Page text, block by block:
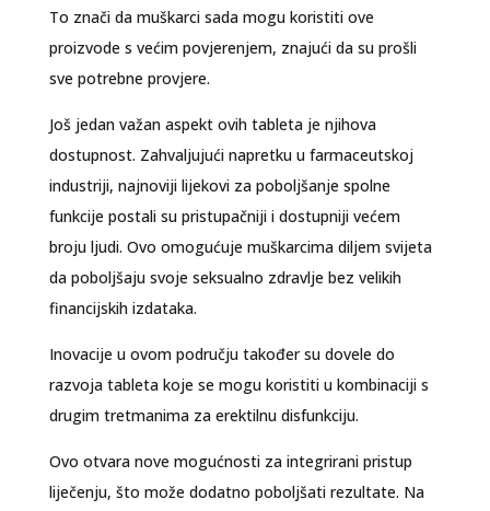
To znači da muškarci sada mogu koristiti ove
proizvode s većim povjerenjem, znajući da su prošli
sve potrebne provjere.
Još jedan važan aspekt ovih tableta je njihova
dostupnost. Zahvaljujući napretku u farmaceutskoj
industriji, najnoviji lijekovi za poboljšanje spolne
funkcije postali su pristupačniji i dostupniji većem
broju ljudi. Ovo omogućuje muškarcima diljem svijeta
da poboljšaju svoje seksualno zdravlje bez velikih
financijskih izdataka.
Inovacije u ovom području također su dovele do
razvoja tableta koje se mogu koristiti u kombinaciji s
drugim tretmanima za erektilnu disfunkciju.
Ovo otvara nove mogućnosti za integrirani pristup
liječenju, što može dodatno poboljšati rezultate. Na